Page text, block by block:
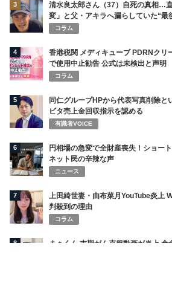
3
清水良太郎さん（37）自死の真相…
変」と父・アキラへ漏らしていた“最
コラム
4
香港税関 メディキューブ PDRNクリ
で使用中止勧告 公式は未検出と声明
コラム
5
同仁グループHPから代表写真削除と
ビタ売上金回収指示を認める
有識者VOICE
6
円相場の急変で全財産喪失！ショー
ネット民の辛辣な声
ニュース
7
上田綺世妻・由布菜月YouTube炎上
判殺到の理由
コラム
8
まぁくん 末期がん克服動画が炎上